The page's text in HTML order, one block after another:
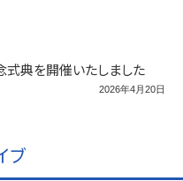
典を開催いたしました
2026年4月20日
ブ